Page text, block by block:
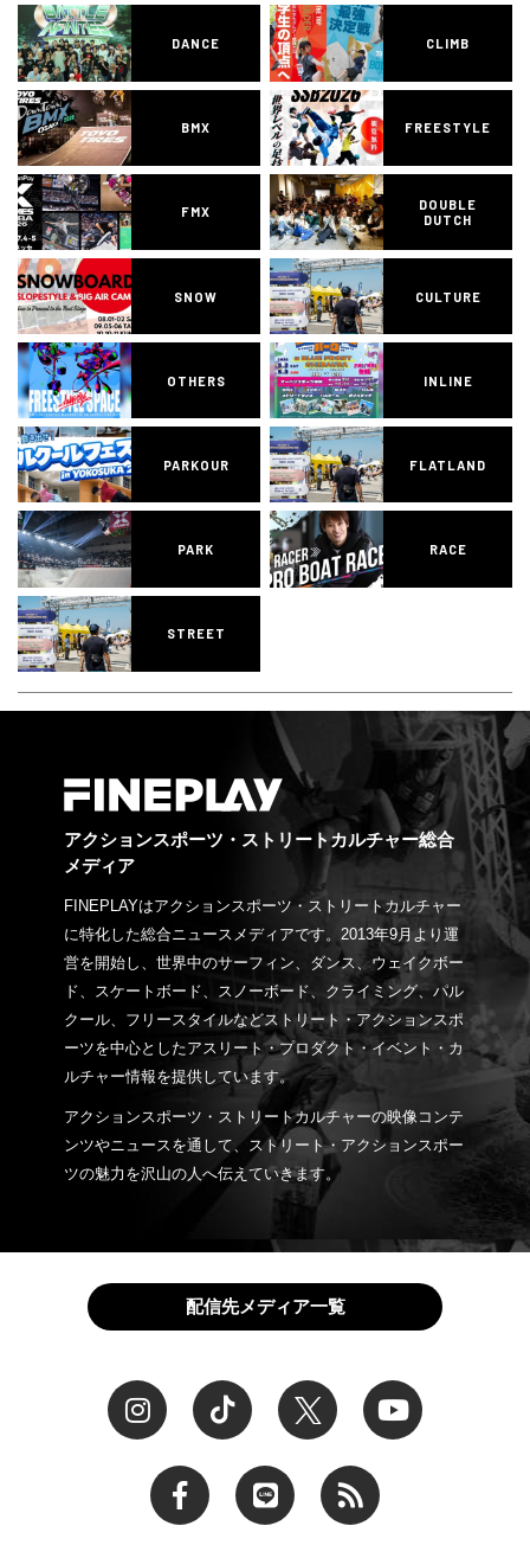
DANCE CLIMB
BMX FREESTYLE
FMX
DOUBLE
DUTCH
SNOW CULTURE
OTHERS INLINE
PARKOUR FLATLAND
PARK RACE
STREET
アクションスポーツ・ストリートカルチャー総合
メディア
FINEPLAYはアクションスポーツ・ストリートカルチャー
に特化した総合ニュースメディアです。2013年9月より運
営を開始し、世界中のサーフィン、ダンス、ウェイクボー
ド、スケートボード、スノーボード、クライミング、パル
クール、フリースタイルなどストリート・アクションスポ
ーツを中心としたアスリート・プロダクト・イベント・カ
ルチャー情報を提供しています。
アクションスポーツ・ストリートカルチャーの映像コンテ
ンツやニュースを通して、ストリート・アクションスポー
ツの魅力を沢山の人へ伝えていきます。
配信先メディア一覧